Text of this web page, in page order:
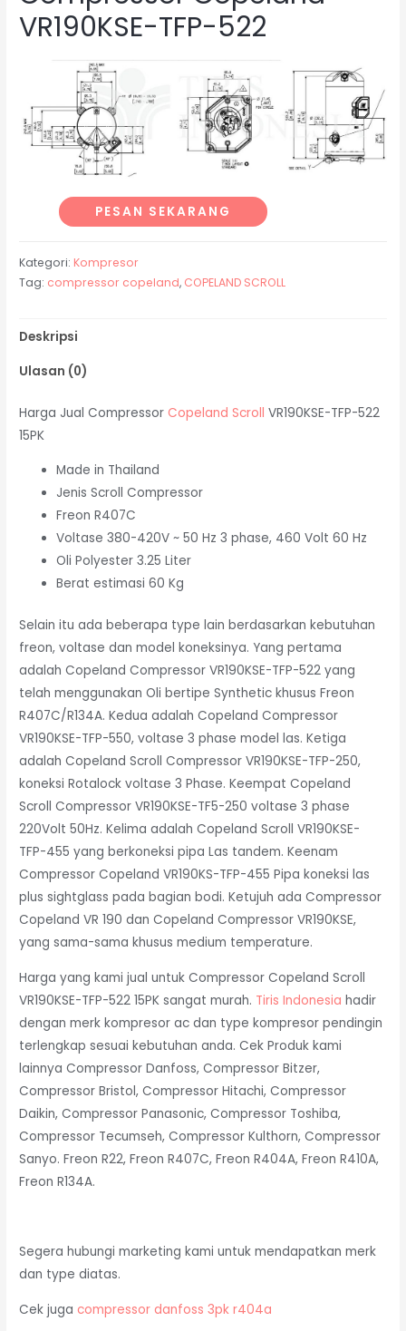
VR190KSE-TFP-522
PESAN SEKARANG
Kategori: Kompresor
Tag: compressor copeland, COPELAND SCROLL
Deskripsi
Ulasan (0)
Harga Jual Compressor Copeland Scroll VR190KSE-TFP-522
15PK
Made in Thailand
Jenis Scroll Compressor
Freon R407C
Voltase 380-420V ~ 50 Hz 3 phase, 460 Volt 60 Hz
Oli Polyester 3.25 Liter
Berat estimasi 60 Kg
Selain itu ada beberapa type lain berdasarkan kebutuhan
freon, voltase dan model koneksinya. Yang pertama
adalah Copeland Compressor VR190KSE-TFP-522 yang
telah menggunakan Oli bertipe Synthetic khusus Freon
R407C/R134A. Kedua adalah Copeland Compressor
VR190KSE-TFP-550, voltase 3 phase model las. Ketiga
adalah Copeland Scroll Compressor VR190KSE-TFP-250,
koneksi Rotalock voltase 3 Phase. Keempat Copeland
Scroll Compressor VR190KSE-TF5-250 voltase 3 phase
220Volt 50Hz. Kelima adalah Copeland Scroll VR190KSE-
TFP-455 yang berkoneksi pipa Las tandem. Keenam
Compressor Copeland VR190KS-TFP-455 Pipa koneksi las
plus sightglass pada bagian bodi. Ketujuh ada Compressor
Copeland VR 190 dan Copeland Compressor VR190KSE,
yang sama-sama khusus medium temperature.
Harga yang kami jual untuk Compressor Copeland Scroll
VR190KSE-TFP-522 15PK sangat murah. Tiris Indonesia hadir
dengan merk kompresor ac dan type kompresor pendingin
terlengkap sesuai kebutuhan anda. Cek Produk kami
lainnya Compressor Danfoss, Compressor Bitzer,
Compressor Bristol, Compressor Hitachi, Compressor
Daikin, Compressor Panasonic, Compressor Toshiba,
Compressor Tecumseh, Compressor Kulthorn, Compressor
Sanyo. Freon R22, Freon R407C, Freon R404A, Freon R410A,
Freon R134A.
Segera hubungi marketing kami untuk mendapatkan merk
dan type diatas.
Cek juga compressor danfoss 3pk r404a